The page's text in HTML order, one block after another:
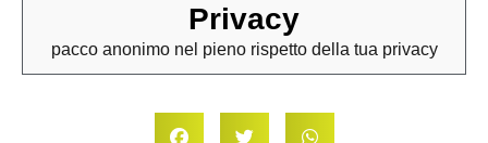
Privacy
pacco anonimo nel pieno rispetto della tua privacy